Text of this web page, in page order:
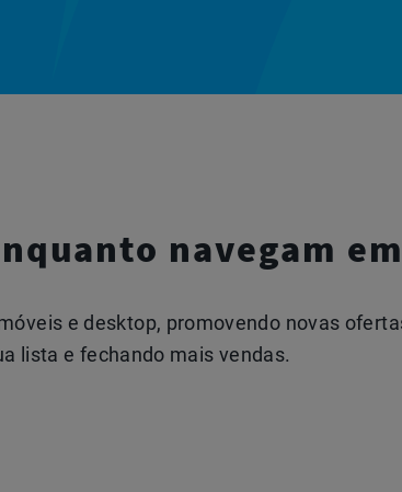
navegam
e desktop, promovendo novas
lista e fechando mais vendas.